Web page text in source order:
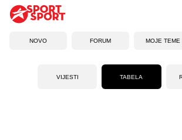
NOVO FORUM MOJE TEME
VIJESTI TABELA